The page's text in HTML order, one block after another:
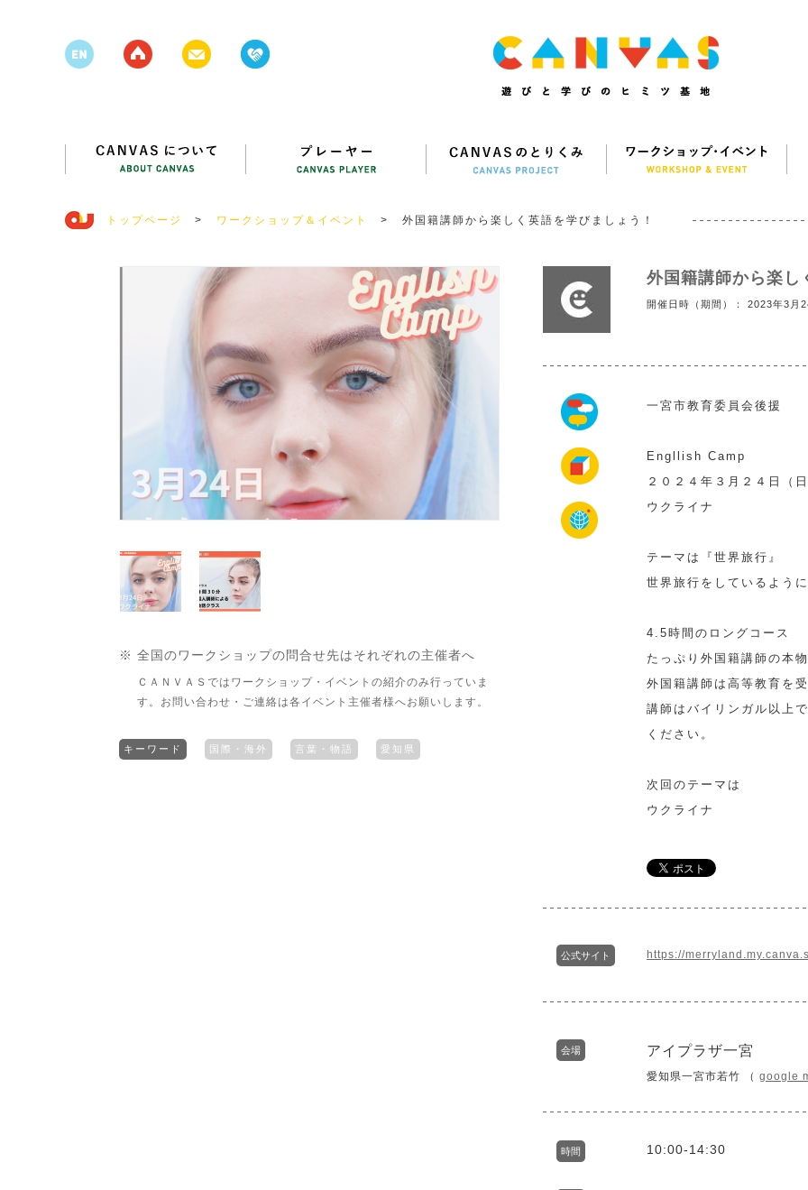
トップページ > ワークショップ＆イベント > 外国籍講師から楽しく英語を学びましょう！
※ 全国のワークショップの問合せ先はそれぞれの主催者へ
ＣＡＮＶＡＳではワークショップ・イベントの紹介のみ行っていま
す。お問い合わせ・ご連絡は各イベント主催者様へお願いします。
キーワード 国際・海外 言葉・物語 愛知県
外国籍講師から楽し
開催日時（期間）： 2023年3月
一宮市教育委員会後援
Engllish Camp
２０２４年３月２４日（日
ウクライナ
テーマは『世界旅行』
世界旅行をしているよう
4.5時間のロングコース
たっぷり外国籍講師の本
外国籍講師は高等教育を
講師はバイリンガル以上
ください。
次回のテーマは
ウクライナ
公式サイト https://
会場 アイプラザ一宮
愛知県一宮市若竹 （ google
時間 10:00-14:30